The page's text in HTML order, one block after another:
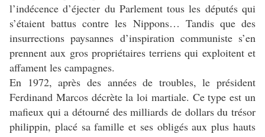
l’indécence d’éjecter du Parlement tous les députés qui
s’étaient battus contre les Nippons… Tandis que des
insurrections paysannes d’inspiration communiste s’en
prennent aux gros propriétaires terriens qui exploitent et
affament les campagnes.
En 1972, après des années de troubles, le président
Ferdinand Marcos décrète la loi martiale. Ce type est un
mafieux qui a détourné des milliards de dollars du trésor
philippin, placé sa famille et ses obligés aux plus hauts